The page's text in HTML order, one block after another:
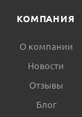
КОМПАНИЯ
О компании
Новости
Отзывы
Блог